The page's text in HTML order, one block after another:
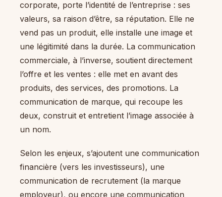
corporate, porte l’identité de l’entreprise : ses
valeurs, sa raison d’être, sa réputation. Elle ne
vend pas un produit, elle installe une image et
une légitimité dans la durée. La communication
commerciale, à l’inverse, soutient directement
l’offre et les ventes : elle met en avant des
produits, des services, des promotions. La
communication de marque, qui recoupe les
deux, construit et entretient l’image associée à
un nom.
Selon les enjeux, s’ajoutent une communication
financière (vers les investisseurs), une
communication de recrutement (la marque
employeur), ou encore une communication